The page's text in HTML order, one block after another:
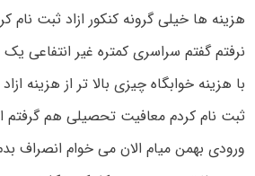
هزینه ها خیلی گرونه کنکور ازاد ثبت نام
نرفتم گفتم سراسری کمتره غیر انتفاعی
با هزینه خوابگاه چیزی بالا تر از هزینه
ثبت نام کردم معافیت تحصیلی هم گرفتم
ورودی بهمن میام الان می خوام انصراف